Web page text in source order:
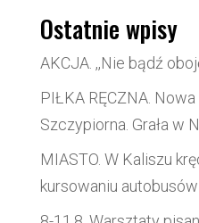
Ostatnie wpisy
AKCJA. ,,Nie bądź
PIŁKA RĘCZNA.
Szczypiorna. Grała w
MIASTO. W Kaliszu
kursowaniu